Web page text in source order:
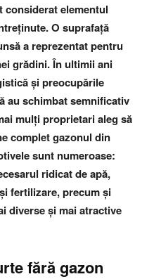
considerat elementul
O suprafață
a reprezentat pentru
grădini. În ultimii ani
și preocupările
au schimbat semnificativ
mulți proprietari aleg să
complet gazonul din
sunt numeroase:
ridicat de apă,
fertilizare, precum și
diverse și mai atractive
fără gazon